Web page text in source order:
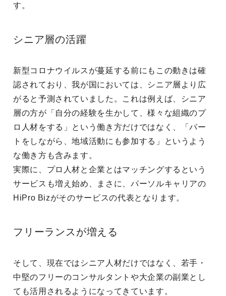
す。
シニア層の活躍
新型コロナウイルスが蔓延する前にもこの動きは確
認されており、我が国においては、シニア層より広
がると予測されていました。これは例えば、シニア
層の方が「自分の経験を生かして、様々な組織のプ
ロ人材をする」という働き方だけではなく、「パー
トをしながら、地域活動にも参加する」というよう
な働き方も含みます。
実際に、プロ人材と企業とはマッチングするという
サービスも増え始め、まさに、パーソルキャリアの
HiPro Bizがそのサービスの代表となります。
フリーランスが増える
そして、現在ではシニア人材だけではなく、若手・
中堅のフリーのコンサルタントや大企業の副業とし
ても活用されるようになってきています。